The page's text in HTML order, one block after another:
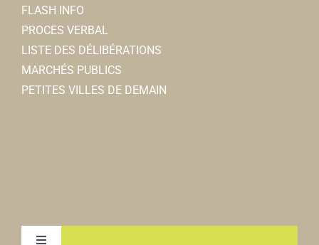
FLASH INFO
PROCES VERBAL
LISTE DES DÉLIBÉRATIONS
MARCHÉS PUBLICS
PETITES VILLES DE DEMAIN